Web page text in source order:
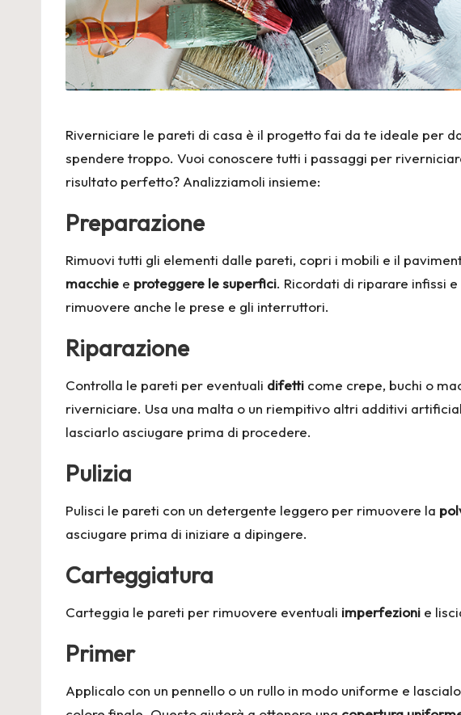
Riverniciare le pareti di casa è il progetto fai da te ideale per
spendere troppo. Vuoi conoscere tutti i passaggi per
risultato perfetto? Analizziamoli insieme:
Preparazione
Rimuovi tutti gli elementi dalle pareti, copri i mobili e il
macchie e proteggere le superfici. Ricordati di riparare infissi
rimuovere anche le prese e gli interruttori.
Riparazione
Controlla le pareti per eventuali difetti come crepe, buchi o
riverniciare. Usa una malta o un riempitivo altri additivi
lasciarlo asciugare prima di procedere.
Pulizia
Pulisci le pareti con un detergente leggero per rimuovere la
asciugare prima di iniziare a dipingere.
Carteggiatura
Carteggia le pareti per rimuovere eventuali imperfezioni e
Primer
Applicalo con un pennello o un rullo in modo uniforme e